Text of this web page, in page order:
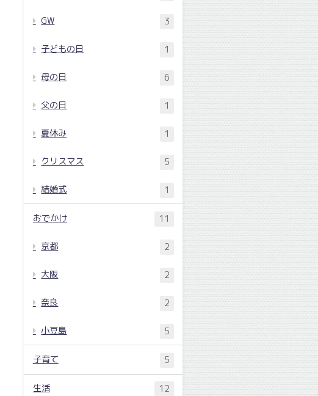
GW 3
子どもの日 1
母の日 6
父の日 1
夏休み 1
クリスマス 5
結婚式 1
おでかけ 11
京都 2
大阪 2
奈良 2
小豆島 5
子育て 5
生活 12